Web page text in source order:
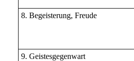
8. Begeisterung, Freude
9. Geistesgegenwart